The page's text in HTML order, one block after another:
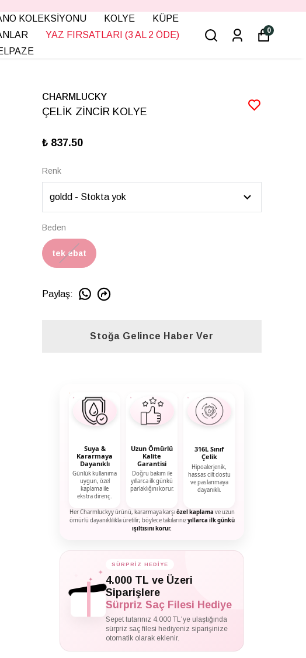
KOLEKSİYONU KOLYE
KÜPE
YAZ FIRSATLARI (3 AL 2 ÖDE)
0
CHARMLUCKY
ÇELİK ZİNCİR KOLYE
₺ 837.50
Renk
Beden
tek ebat
Paylaş:
Stoğa Gelince Haber Ver
Suya &
Kararmaya
Dayanıklı
Günlük kullanıma
uygun, özel
kaplama ile
ekstra direnç.
Uzun Ömürlü
Kalite
Garantisi
Doğru bakım ile
yıllarca ilk günkü
parlaklığını korur.
316L Sınıf
Çelik
Hipoalerjenik,
hassas cilt dostu
ve paslanmaya
dayanıklı.
Her Charmluckyy ürünü, kararmaya karşıözel kaplama ve uzun
ömürlü dayanıklılıkla üretilir; böylece takılarınızyıllarca ilk günkü
ışıltısını korur.
✦
✦
SÜRPRİZ HEDİYE
4.000 TL ve Üzeri
Siparişlere
Sürpriz Saç Filesi Hediye
Sepet tutarınız 4.000 TL'ye ulaştığında
sürpriz saç filesi hediyeniz siparişinize
otomatik olarak eklenir.